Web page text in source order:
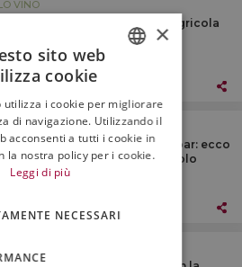
VINO
in Ucraina costa alla filiera agricola
almeno 8 miliardi di euro
2022
VINO
tra cui pizzerie e cocktail bar: ecco
Identità Golose” 2022 by Paolo
ENGLISH
×
sito web
cookie
utilizza i cookie per migliorare
di navigazione. Utilizzando il
acconsenti a tutti i cookie in
la nostra policy per i cookie.
Leggi di più
NECESSARI